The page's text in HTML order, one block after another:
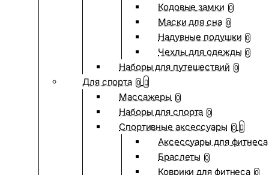
Кодовые замки 0
Маски для сна 0
Надувные подушки 0
Чехлы для одежды 0
Наборы для путешествий 0
Для спорта 0
Массажеры 0
Наборы для спорта 0
Спортивные аксессуары 0
Аксессуары для фитнеса
Браслеты 0
Коврики для фитнеса 0